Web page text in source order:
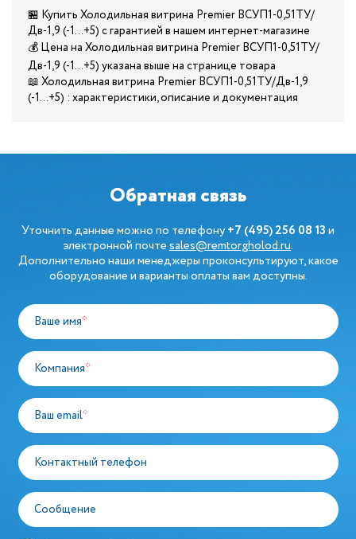
🏪 Купить Холодильная витрина Premier ВСУП1-0,51ТУ/
Дв-1,9 (-1…+5) с гарантией в нашем интернет-магазине
💰 Цена на Холодильная витрина Premier ВСУП1-0,51ТУ/
Дв-1,9 (-1…+5) указана выше на странице товара
📖 Холодильная витрина Premier ВСУП1-0,51ТУ/Дв-1,9
(-1…+5) : характеристики, описание и документация
Обратная связь
Уточнить данные можно по телефону+7 (495) 256 08 13и
электронной почтеsales@remtorgholod.ru.
Дополнительно наши менеджеры проконсультируют, какое
оборудование и варианты оплаты вам доступны.
Ваше имя*
Компания*
Ваш email*
Контактный телефон
Сообщение